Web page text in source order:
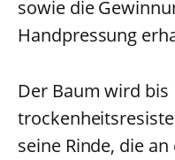
sowie die
Handpressung
Der Baum wird
seine Rinde, die